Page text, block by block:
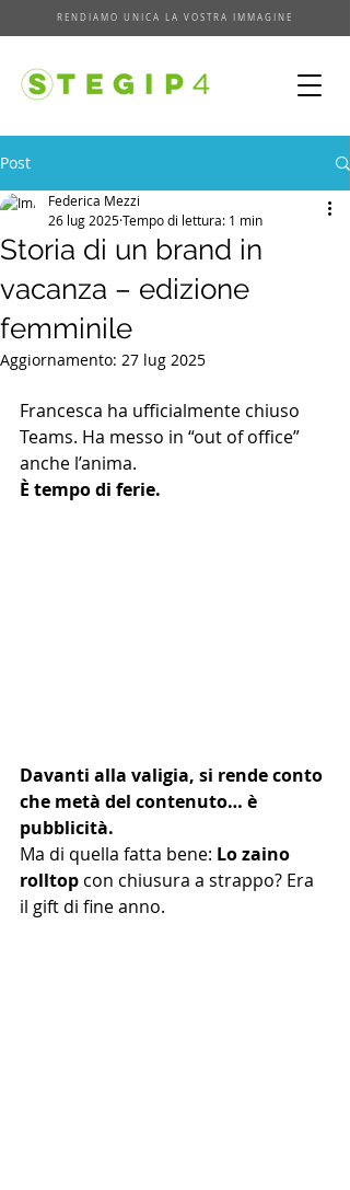
RENDIAMO UNICA LA VOSTRA IMMAGINE
Post
Storia di un brand in
vacanza – edizione
femminile
Federica Mezzi
26 lug 2025Tempo di lettura: 1 min
Aggiornamento: 27 lug 2025
Francesca ha ufficialmente chiuso
Teams. Ha messo in “out of office”
anche l’anima.
È tempo di ferie.
Davanti alla valigia, si rende conto
che metà del contenuto… è
pubblicità.
Ma di quella fatta bene: Lo zaino
rolltop con chiusura a strappo? Era
il gift di fine anno.